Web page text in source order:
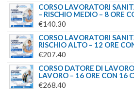
CORSO LAVORATORI
– RISCHIO MEDIO – 8 ORE
€140.30
CORSO LAVORATORI
RISCHIO ALTO – 12 ORE
€207.40
CORSO DATORE DI
LAVORO – 16 ORE CON 16
€268.40